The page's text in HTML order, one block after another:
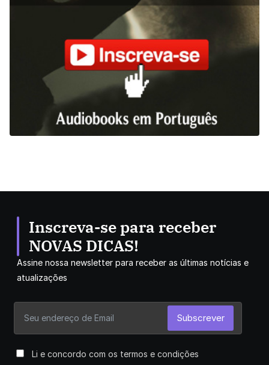
Inscreva-se para receber
NOVAS DICAS!
Assine nossa newsletter para receber as últimas notícias e
atualizações
Li e concordo com os termos e condições
Subscrever